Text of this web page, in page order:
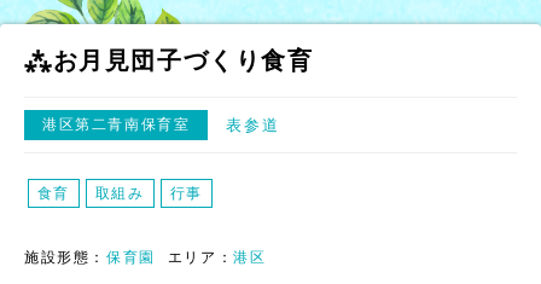
⁂お月見団子づくり食育
港区第二青南保育室 表参道
食育 取組み 行事
施設形態： 保育園 エリア：港区